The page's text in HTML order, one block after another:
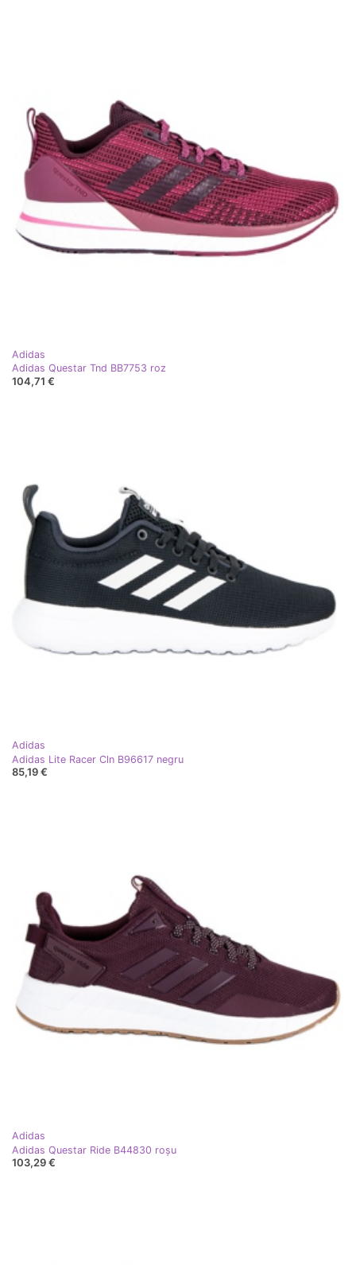
Adidas
Adidas Questar Tnd BB7753 roz
104,71 €
Adidas
Adidas Lite Racer Cln B96617 negru
85,19 €
Adidas
Adidas Questar Ride B44830 roşu
103,29 €